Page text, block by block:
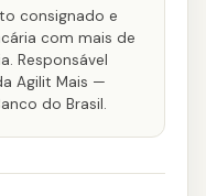
consignado e
com mais de
Responsável
Agilit Mais —
do Brasil.